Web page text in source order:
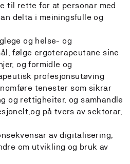
til rette for at personar med
delta i meiningsfulle og
og helse- og
følge ergoterapeutane sine
og formidle og
profesjonsutøving
tenester som sikrar
og rettigheiter, og samhandle
på tvers av sektorar,
av digitalisering,
om utvikling og bruk av